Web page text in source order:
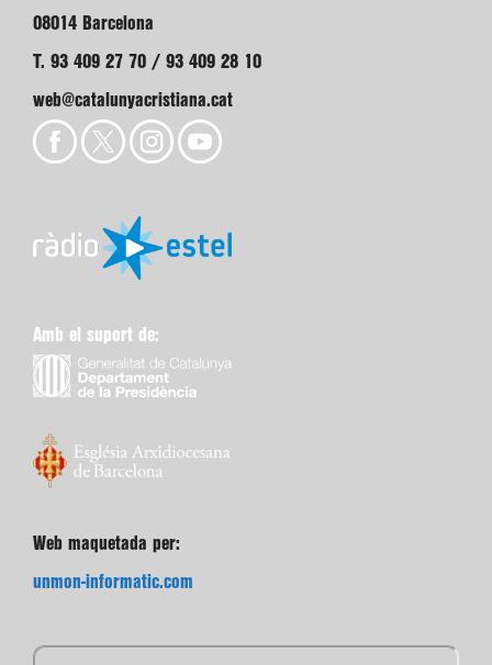
08014 Barcelona
T. 93 409 27 70 / 93 409 28 10
web@catalunyacristiana.cat
Amb el suport de:
Web maquetada per:
unmon-informatic.com